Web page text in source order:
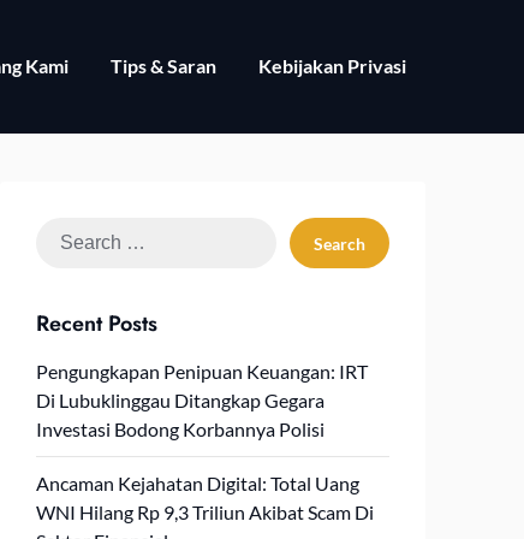
Kami Tips & Saran Kebijakan Privasi
Search
Recent Posts
Pengungkapan Penipuan Keuangan: IRT
Di Lubuklinggau Ditangkap Gegara
Investasi Bodong Korbannya Polisi
Ancaman Kejahatan Digital: Total Uang
WNI Hilang Rp 9,3 Triliun Akibat Scam Di